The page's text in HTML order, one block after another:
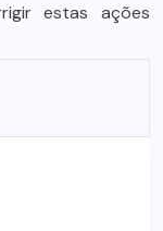
estas ações